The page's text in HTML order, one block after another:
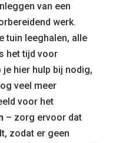
van een
werk.
tuin leeghalen, alle
het tijd voor
hier hulp bij nodig,
veel meer
voor het
– zorg ervoor dat
zodat er geen